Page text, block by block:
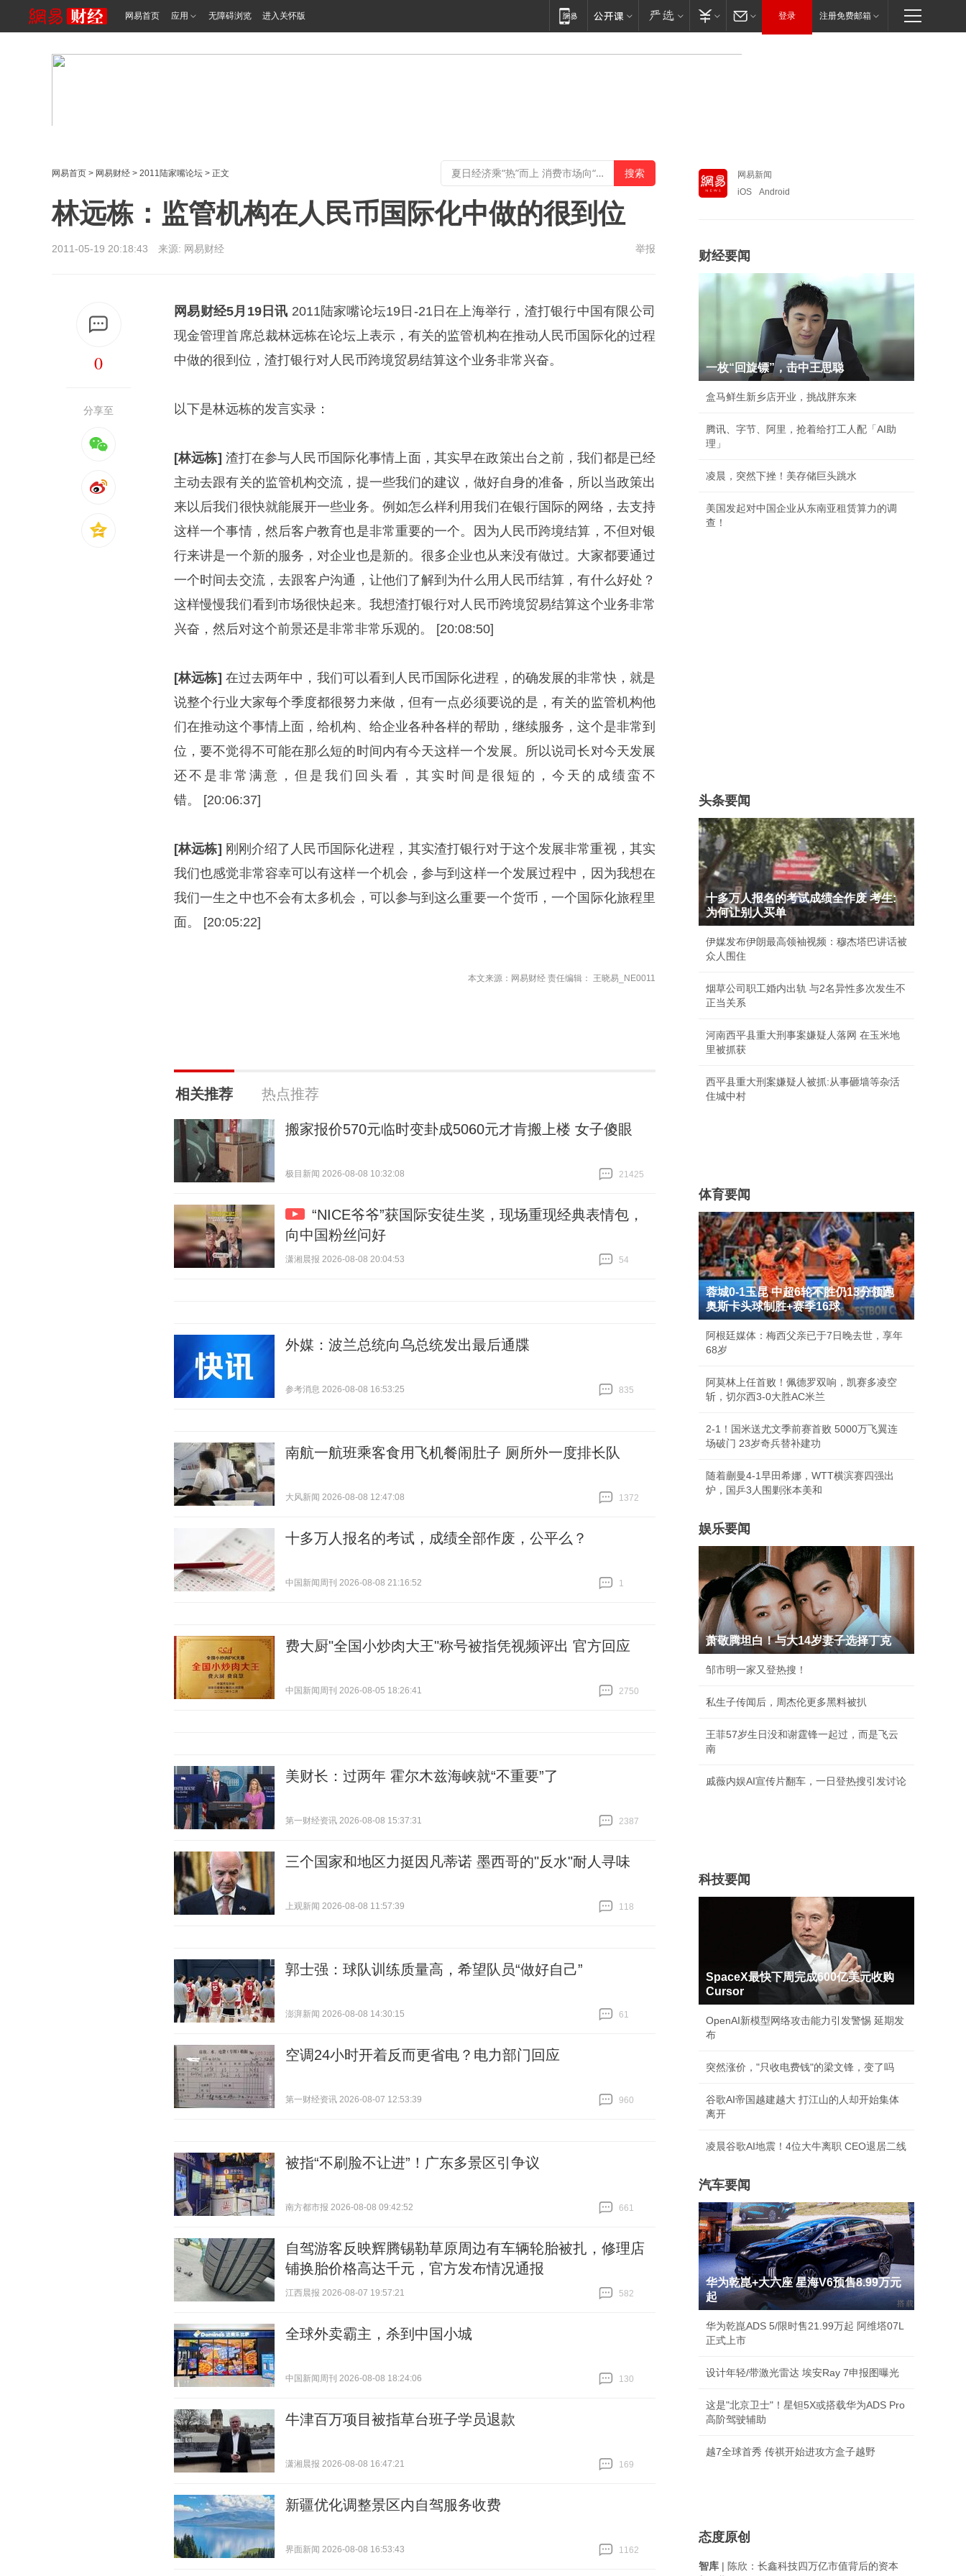
网易首页 应用 无障碍浏览 进入关怀版 登录 注册免费邮箱
网易首页 > 网易财经 > 2011陆家嘴论坛 > 正文
林远栋：监管机构在人民币国际化中做的很到位
2011-05-19 20:18:43 来源: 网易财经 举报
0
分享至
网易财经5月19日讯 2011陆家嘴论坛19日-21日在上海举行，渣打银行中国有限公司
现金管理首席总裁林远栋在论坛上表示，有关的监管机构在推动人民币国际化的过程
中做的很到位，渣打银行对人民币跨境贸易结算这个业务非常兴奋。
以下是林远栋的发言实录：
[林远栋] 渣打在参与人民币国际化事情上面，其实早在政策出台之前，我们都是已经
主动去跟有关的监管机构交流，提一些我们的建议，做好自身的准备，所以当政策出
来以后我们很快就能展开一些业务。例如怎么样利用我们在银行国际的网络，去支持
这样一个事情，然后客户教育也是非常重要的一个。因为人民币跨境结算，不但对银
行来讲是一个新的服务，对企业也是新的。很多企业也从来没有做过。大家都要通过
一个时间去交流，去跟客户沟通，让他们了解到为什么用人民币结算，有什么好处？
这样慢慢我们看到市场很快起来。我想渣打银行对人民币跨境贸易结算这个业务非常
兴奋，然后对这个前景还是非常非常乐观的。 [20:08:50]
[林远栋] 在过去两年中，我们可以看到人民币国际化进程，的确发展的非常快，就是
说整个行业大家每个季度都很努力来做，但有一点必须要说的是，有关的监管机构他
们在推动这个事情上面，给机构、给企业各种各样的帮助，继续服务，这个是非常到
位，要不觉得不可能在那么短的时间内有今天这样一个发展。所以说司长对今天发展
还不是非常满意，但是我们回头看，其实时间是很短的，今天的成绩蛮不
错。 [20:06:37]
[林远栋] 刚刚介绍了人民币国际化进程，其实渣打银行对于这个发展非常重视，其实
我们也感觉非常容幸可以有这样一个机会，参与到这样一个发展过程中，因为我想在
我们一生之中也不会有太多机会，可以参与到这么重要一个货币，一个国际化旅程里
面。 [20:05:22]
本文来源：网易财经 责任编辑： 王晓易_NE0011
相关推荐 热点推荐
搬家报价570元临时变卦成5060元才肯搬上楼 女子傻眼
极目新闻 2026-08-08 10:32:08
21425
“NICE爷爷”获国际安徒生奖，现场重现经典表情包，
向中国粉丝问好
潇湘晨报 2026-08-08 20:04:53
54
外媒：波兰总统向乌总统发出最后通牒
参考消息 2026-08-08 16:53:25
835
南航一航班乘客食用飞机餐闹肚子 厕所外一度排长队
大风新闻 2026-08-08 12:47:08
1372
十多万人报名的考试，成绩全部作废，公平么？
中国新闻周刊 2026-08-08 21:16:52
1
费大厨"全国小炒肉大王"称号被指凭视频评出 官方回应
中国新闻周刊 2026-08-05 18:26:41
2750
美财长：过两年 霍尔木兹海峡就“不重要”了
第一财经资讯 2026-08-08 15:37:31
2387
三个国家和地区力挺因凡蒂诺 墨西哥的"反水"耐人寻味
上观新闻 2026-08-08 11:57:39
118
郭士强：球队训练质量高，希望队员“做好自己”
澎湃新闻 2026-08-08 14:30:15
61
空调24小时开着反而更省电？电力部门回应
第一财经资讯 2026-08-07 12:53:39
960
被指“不刷脸不让进”！广东多景区引争议
南方都市报 2026-08-08 09:42:52
661
自驾游客反映辉腾锡勒草原周边有车辆轮胎被扎，修理店
铺换胎价格高达千元，官方发布情况通报
江西晨报 2026-08-07 19:57:21
582
全球外卖霸主，杀到中国小城
中国新闻周刊 2026-08-08 18:24:06
130
牛津百万项目被指草台班子学员退款
潇湘晨报 2026-08-08 16:47:21
169
新疆优化调整景区内自驾服务收费
界面新闻 2026-08-08 16:53:43
1162
网易新闻
iOS
Android
财经要闻
一枚“回旋镖”，击中王思聪
盒马鲜生新乡店开业，挑战胖东来
腾讯、字节、阿里，抢着给打工人配「AI助
理」
凌晨，突然下挫！美存储巨头跳水
美国发起对中国企业从东南亚租赁算力的调
查！
头条要闻
十多万人报名的考试成绩全作废 考生:
为何让别人买单
伊媒发布伊朗最高领袖视频：穆杰塔巴讲话被
众人围住
烟草公司职工婚内出轨 与2名异性多次发生不
正当关系
河南西平县重大刑事案嫌疑人落网 在玉米地
里被抓获
西平县重大刑案嫌疑人被抓:从事砸墙等杂活
住城中村
体育要闻
蓉城0-1玉昆 中超6轮不胜仍13分领跑
奥斯卡头球制胜+赛季16球
阿根廷媒体：梅西父亲已于7日晚去世，享年
68岁
阿莫林上任首败！佩德罗双响，凯赛多凌空
斩，切尔西3-0大胜AC米兰
2-1！国米送尤文季前赛首败 5000万飞翼连
场破门 23岁奇兵替补建功
随着蒯曼4-1早田希娜，WTT横滨赛四强出
炉，国乒3人围剿张本美和
娱乐要闻
萧敬腾坦白！与大14岁妻子选择丁克
邹市明一家又登热搜！
私生子传闻后，周杰伦更多黑料被扒
王菲57岁生日没和谢霆锋一起过，而是飞云
南
戚薇内娱AI宣传片翻车，一日登热搜引发讨论
科技要闻
SpaceX最快下周完成600亿美元收购
Cursor
OpenAI新模型网络攻击能力引发警惕 延期发
布
突然涨价，"只收电费钱"的梁文锋，变了吗
谷歌AI帝国越建越大 打江山的人却开始集体
离开
凌晨谷歌AI地震！4位大牛离职 CEO退居二线
汽车要闻
华为乾崑+大六座 星海V6预售8.99万元
起
华为乾崑ADS 5/限时售21.99万起 阿维塔07L
正式上市
设计年轻/带激光雷达 埃安Ray 7申报图曝光
这是"北京卫士"！星钽5X或搭载华为ADS Pro
高阶驾驶辅助
越7全球首秀 传祺开始进攻方盒子越野
态度原创
智库 | 陈欣：长鑫科技四万亿市值背后的资本